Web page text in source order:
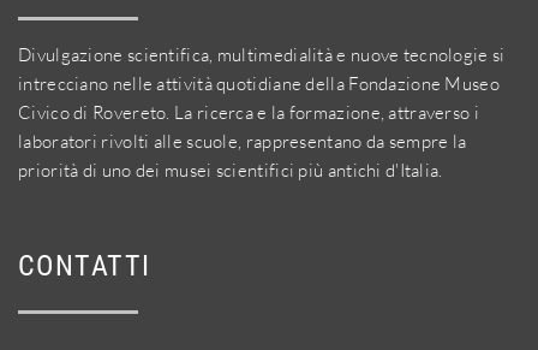
Divulgazione scientifica, multimedialità e nuove tecnologie si
intrecciano nelle attività quotidiane della Fondazione Museo
Civico di Rovereto. La ricerca e la formazione, attraverso i
laboratori rivolti alle scuole, rappresentano da sempre la
priorità di uno dei musei scientifici più antichi d'Italia.
CONTATTI